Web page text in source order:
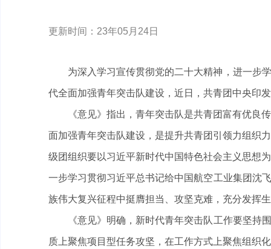
更新时间：23年05月24日
为深入学习宣传贯彻党的二十大精神，进一步
代全面加强青年突击队建设，近日，共青团中央印
《意见》指出，青年突击队是共青团富有优良传
面加强青年突击队建设，是提升共青团引领力组织
级团组织要以习近平新时代中国特色社会主义思想
一步学习贯彻习近平总书记给中国航空工业集团沈
族伟大复兴征程中挺膺担当、攻坚克难，充分发挥
《意见》明确，新时代青年突击队工作要坚持围
质上聚焦项目型任务攻坚，在工作方式上聚焦组织